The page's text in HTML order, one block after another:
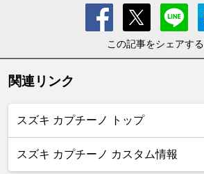
この記事をシェアする
関連リンク
スズキ カプチーノ トップ
スズキ カプチーノ カスタム情報